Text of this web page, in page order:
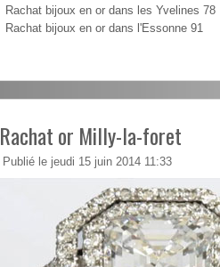
Rachat bijoux en or dans les Yvelines 78
Rachat bijoux en or dans l'Essonne 91
Rachat or Milly-la-foret
Publié le jeudi 15 juin 2014 11:33